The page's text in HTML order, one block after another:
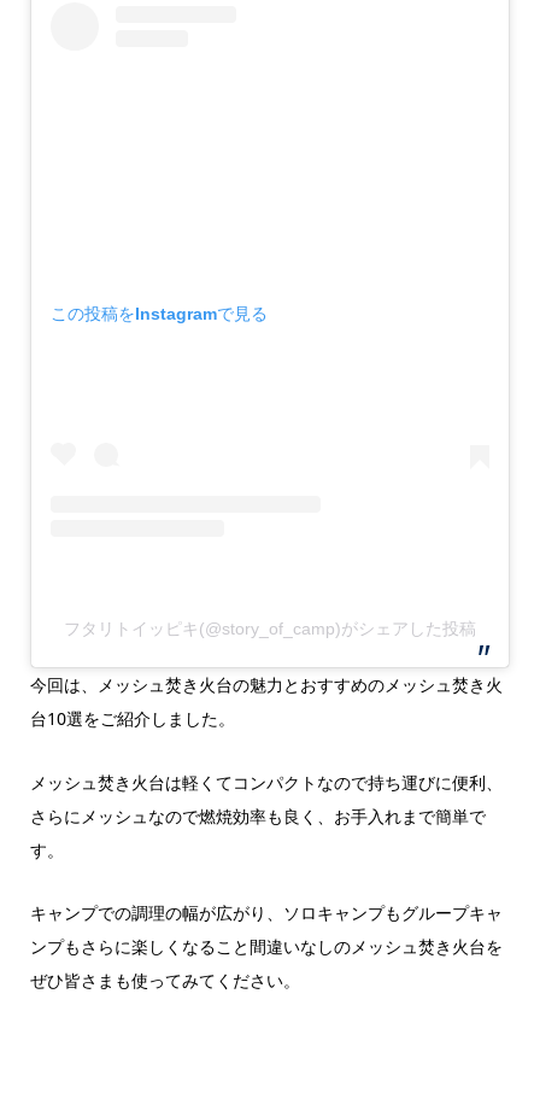
この投稿をInstagramで見る
フタリトイッピキ(@story_of_camp)がシェアした投稿
今回は、メッシュ焚き火台の魅力とおすすめのメッシュ焚き火
台10選をご紹介しました。
メッシュ焚き火台は軽くてコンパクトなので持ち運びに便利、
さらにメッシュなので燃焼効率も良く、お手入れまで簡単で
す。
キャンプでの調理の幅が広がり、ソロキャンプもグループキャ
ンプもさらに楽しくなること間違いなしのメッシュ焚き火台を
ぜひ皆さまも使ってみてください。